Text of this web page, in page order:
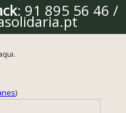
: 91 895 56 46 /
)